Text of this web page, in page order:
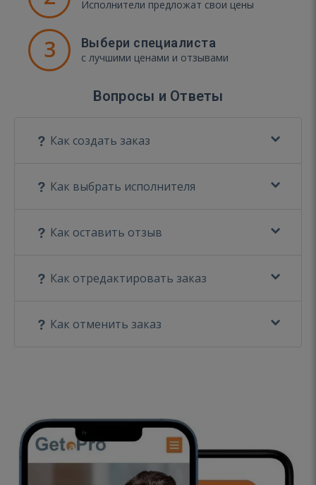
Исполнители предложат свои цены
3 Выбери специалиста
с лучшими ценами и отзывами
Вопросы и Ответы
Как создать заказ
Как выбрать исполнителя
Как оставить отзыв
Как отредактировать заказ
Как отменить заказ